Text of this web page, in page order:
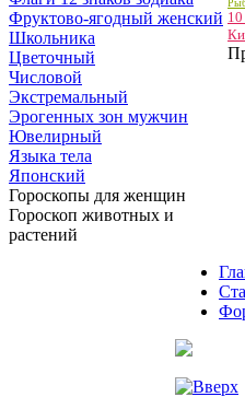
Фруктово-ягодный женский
Школьника
Цветочный
Числовой
Экстремальный
Эрогенных зон мужчин
Ювелирный
Языка тела
Японский
Гороскопы для женщин
Гороскоп животных и
растений